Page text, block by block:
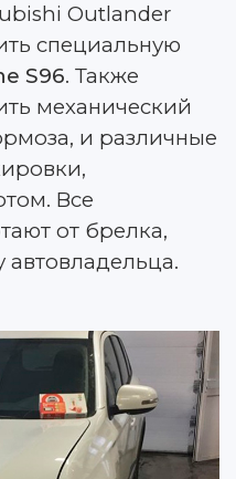
Outlander
специальную
S96. Также
механический
и различные
Все
от брелка,
автовладельца.